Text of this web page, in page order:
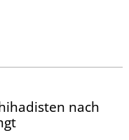
nach